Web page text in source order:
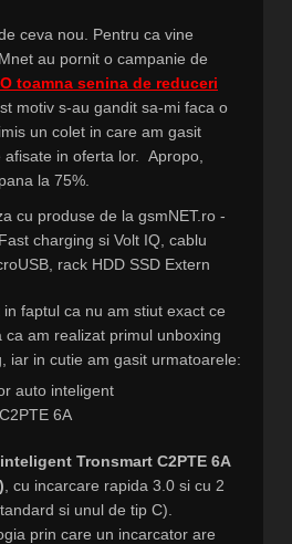
ceva nou. Pentru ca vine
au pornit o campanie de
toamna senina de reduceri
motiv s-au gandit sa-mi faca o
un colet in care am gasit
in oferta lor. Apropo,
la 75%.
faptul ca nu am stiut exact ce
ca am realizat primul unboxing
iar in cutie am gasit urmatoarele:
Tronsmart C2PTE 6A
, cu incarcare rapida 3.0 si cu 2
si unul de tip C).
prin care un incarcator are